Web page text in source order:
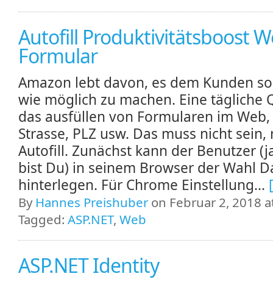
Autofill Produktivitätsboost
Formular
Amazon lebt davon, es dem Kunden
wie möglich zu machen. Eine tägliche
das ausfüllen von Formularen im
Strasse, PLZ usw. Das muss nicht sein,
Autofill. Zunächst kann der Benutzer
bist Du) in seinem Browser der Wahl
hinterlegen. Für Chrome Einstellung...
By Hannes Preishuber on Februar 2, 2018
Tagged: ASP.NET, Web
ASP.NET Identity